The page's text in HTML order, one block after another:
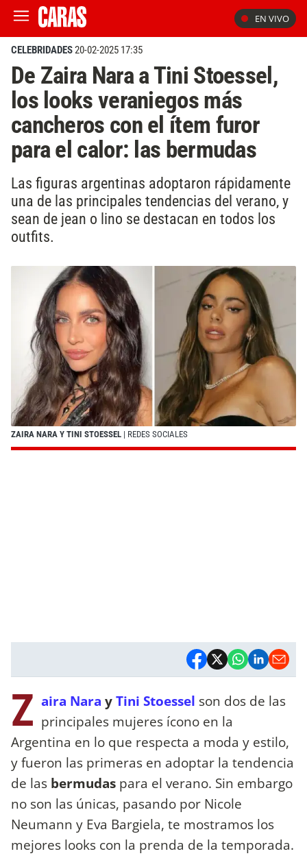
EN VIVO
CELEBRIDADES20-02-2025 17:35
De Zaira Nara a Tini Stoessel,
los looks veraniegos más
cancheros con el ítem furor
para el calor: las bermudas
Las figuras argentinas adoptaron rápidamente
una de las principales tendencias del verano, y
sean de jean o lino se destacan en todos los
outfits.
ZAIRA NARA Y TINI STOESSEL | REDES SOCIALES
Z aira Nara yTini Stoessel son dos de las
principales mujeres ícono en la
Argentina en lo que respecta a moda y estilo,
y fueron las primeras en adoptar la tendencia
de las bermudas para el verano. Sin embargo
no son las únicas, pasando por Nicole
Neumann y Eva Bargiela, te mostramos los
mejores looks con la prenda de la temporada.